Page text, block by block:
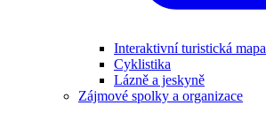
Interaktivní turistická mapa
Cyklistika
Lázně a jeskyně
Zájmové spolky a organizace